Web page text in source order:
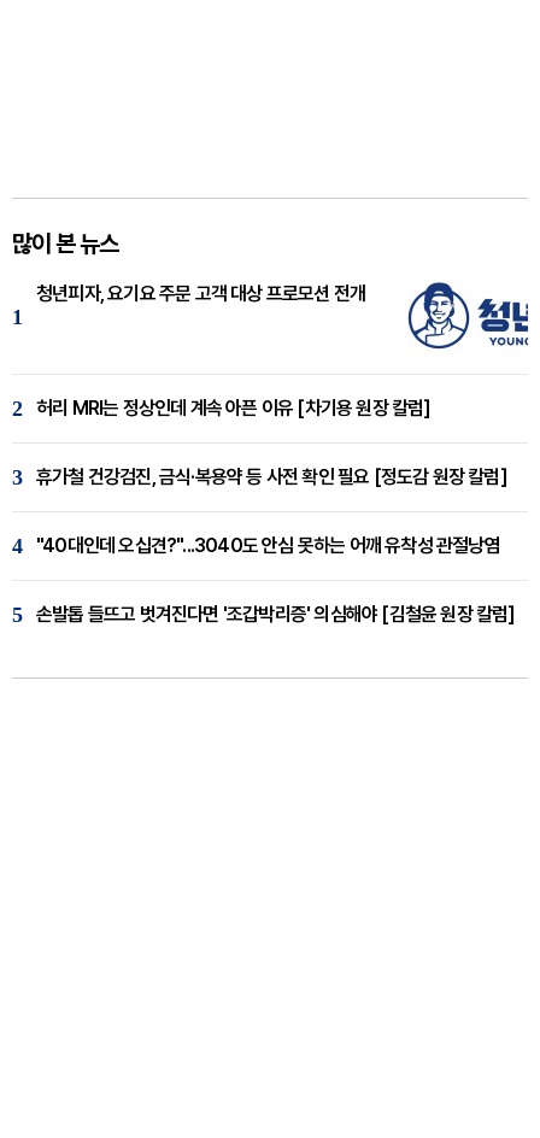
많이 본 뉴스
1
청년피자, 요기요 주문 고객 대상 프로모션 전개
2 허리 MRI는 정상인데 계속 아픈 이유 [차기용 원장 칼럼]
3 휴가철 건강검진, 금식·복용약 등 사전 확인 필요 [정도감 원장 칼럼]
4 "40대인데 오십견?"...3040도 안심 못하는 어깨 유착성 관절낭염
5 손발톱 들뜨고 벗겨진다면 '조갑박리증' 의심해야 [김철윤 원장 칼럼]